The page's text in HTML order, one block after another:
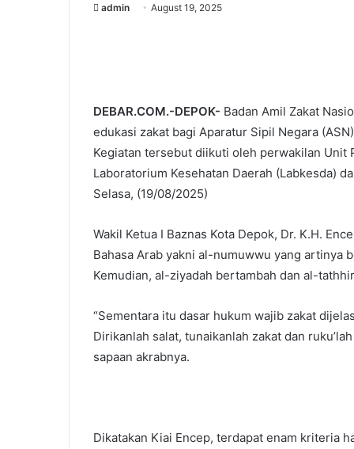
admin August 19, 2025
DEBAR.COM.-DEPOK- Badan Amil Zakat
edukasi zakat bagi Aparatur Sipil Negara
Kegiatan tersebut diikuti oleh perwakilan Unit
Laboratorium Kesehatan Daerah (Labkesda)
Selasa, (19/08/2025)
Wakil Ketua I Baznas Kota Depok, Dr. K.H.
Bahasa Arab yakni al-numuwwu yang artinya
Kemudian, al-ziyadah bertambah dan al-
“Sementara itu dasar hukum wajib zakat
Dirikanlah salat, tunaikanlah zakat dan
sapaan akrabnya.
Dikatakan Kiai Encep, terdapat enam kriteria